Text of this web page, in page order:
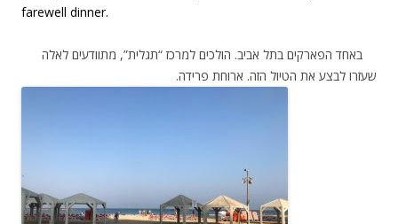
farewell dinner.
באחד הפארקים בתל אביב. הולכים למרכז “תגלית”, מתוודעים לאלה
שעזרו לבצע את הטיול הזה. ארוחת פרידה.